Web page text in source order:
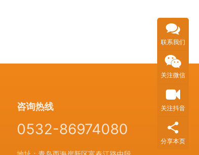
咨询热线
0532-86974080
联系我们
关注微信
关注抖音
分享本页